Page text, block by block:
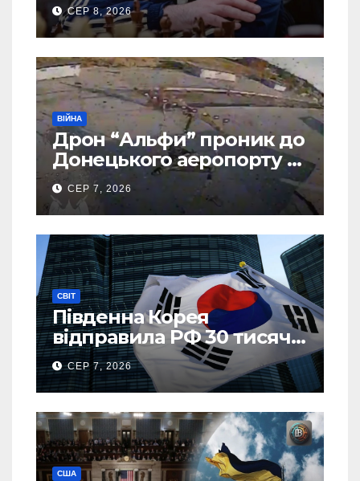
СЕР 8, 2026
ВІЙНА
Дрон “Альфи” проник до
Донецького аеропорту та
спалив “Шахед” ще до
запуску
СЕР 7, 2026
СВІТ
Південна Корея
відправила РФ 30 тисяч
тонн авіапалива
СЕР 7, 2026
США